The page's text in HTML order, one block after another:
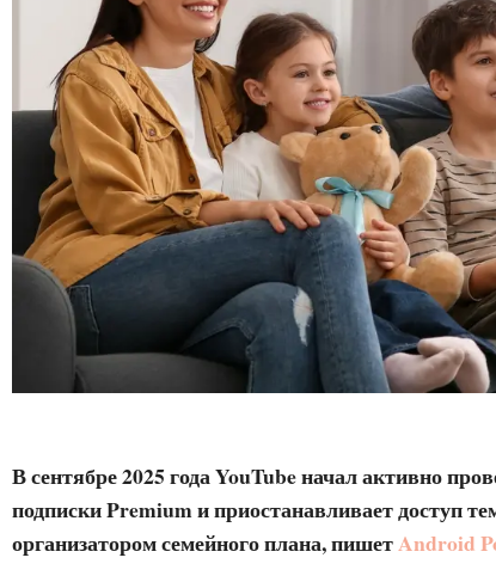
В сентябре 2025 года YouTube начал активно
подписки Premium и приостанавливает доступ
организатором семейного плана, пишетAndroid